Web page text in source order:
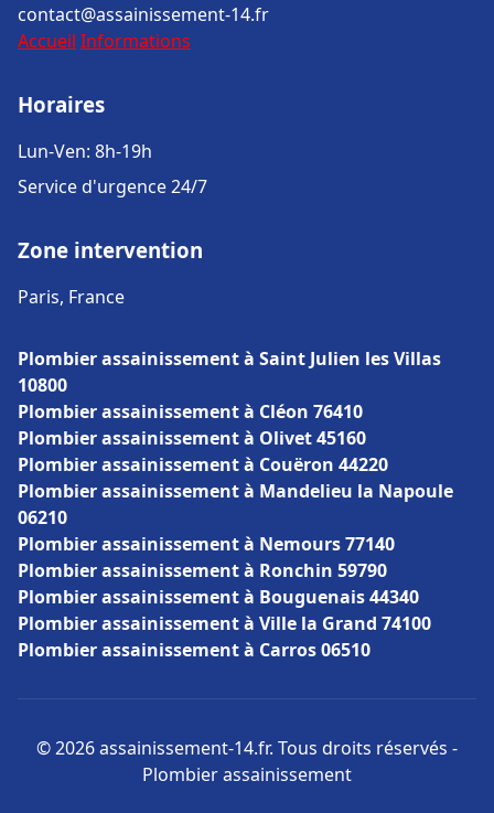
contact@assainissement-14.fr
Accueil Informations
Horaires
Lun-Ven: 8h-19h
Service d'urgence 24/7
Zone intervention
Paris, France
Plombier assainissement à Saint Julien les Villas
10800
Plombier assainissement à Cléon 76410
Plombier assainissement à Olivet 45160
Plombier assainissement à Couëron 44220
Plombier assainissement à Mandelieu la Napoule
06210
Plombier assainissement à Nemours 77140
Plombier assainissement à Ronchin 59790
Plombier assainissement à Bouguenais 44340
Plombier assainissement à Ville la Grand 74100
Plombier assainissement à Carros 06510
© 2026 assainissement-14.fr. Tous droits réservés -
Plombier assainissement